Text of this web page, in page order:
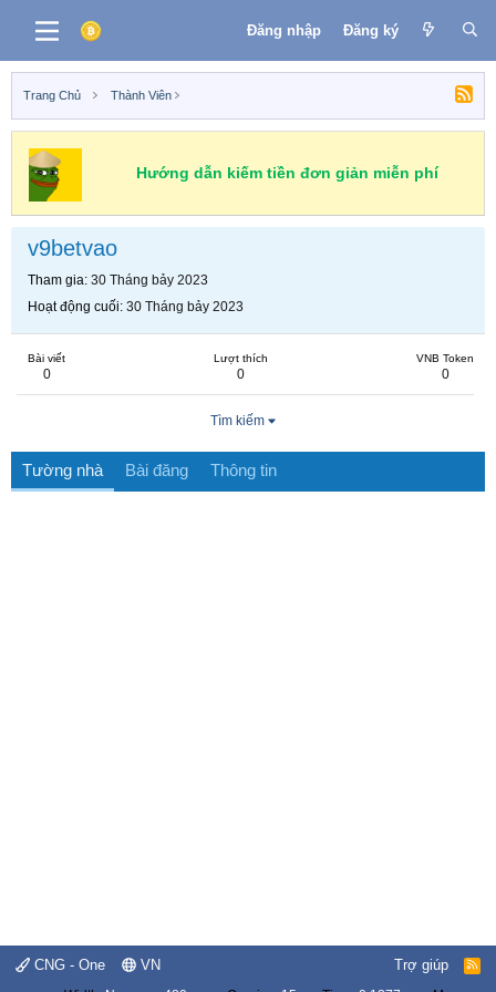
Đăng nhập Đăng ký
Trang Chủ Thành Viên
Hướng dẫn kiếm tiền đơn giản miễn phí
v9betvao
Tham gia 30 Tháng bảy 2023
Hoạt động cuối 30 Tháng bảy 2023
Bài viết
0
Lượt thích
0
VNB Token
0
Tìm kiếm
Tường nhà Bài đăng Thông tin
CNG - One VN Trợ giúp
R